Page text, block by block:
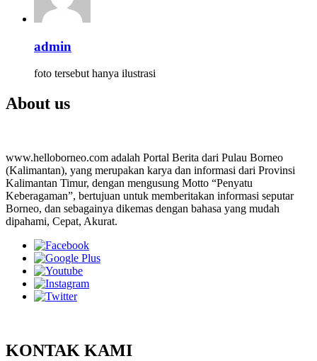
admin
foto tersebut hanya ilustrasi
About us
www.helloborneo.com adalah Portal Berita dari Pulau Borneo
(Kalimantan), yang merupakan karya dan informasi dari Provinsi
Kalimantan Timur, dengan mengusung Motto “Penyatu
Keberagaman”, bertujuan untuk memberitakan informasi seputar
Borneo, dan sebagainya dikemas dengan bahasa yang mudah
dipahami, Cepat, Akurat.
KONTAK KAMI